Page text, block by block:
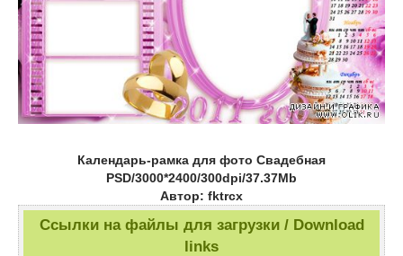
Календарь-рамка для фото Свадебная
PSD/3000*2400/300dpi/37.37Mb
Автор: fktrcx
Ссылки на файлы для загрузки / Download
links